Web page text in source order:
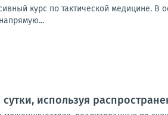
курс по тактической медицине. В
используя